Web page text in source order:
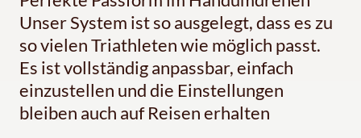
Unser System ist so ausgelegt, dass es zu
so vielen Triathleten wie möglich passt.
Es ist vollständig anpassbar, einfach
einzustellen und die Einstellungen
bleiben auch auf Reisen erhalten